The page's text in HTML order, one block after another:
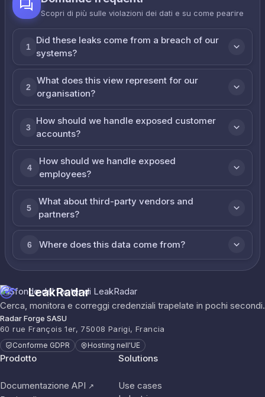
Scopri di più sulle violazioni dei dati e su come реагire
1
Did these leaks come from a breach of our
systems?
2
What does this view represent for our
organisation?
3
How should we handle exposed customer
accounts?
4
How should we handle exposed
employees?
5
What about third-party vendors and
partners?
6 Where does this data come from?
LeakRadar
Cerca, monitora e correggi credenziali trapelate in pochi secondi.
Radar Forge SASU
60 rue François 1er, 75008 Parigi, Francia
Conforme GDPR Hosting nell'UE
Prodotto
Documentazione API ↗
Solutions
Use cases